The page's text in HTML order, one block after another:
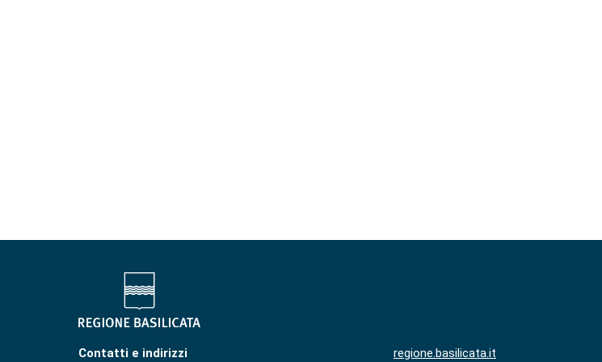
Contatti e indirizzi regione.basilicata.it